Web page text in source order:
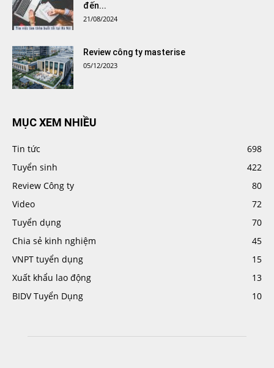
đến...
21/08/2024
Review công ty masterise
05/12/2023
MỤC XEM NHIỀU
Tin tức
698
Tuyển sinh
422
Review Công ty
80
Video
72
Tuyển dụng
70
Chia sẻ kinh nghiệm
45
VNPT tuyển dụng
15
Xuất khẩu lao động
13
BIDV Tuyển Dụng
10